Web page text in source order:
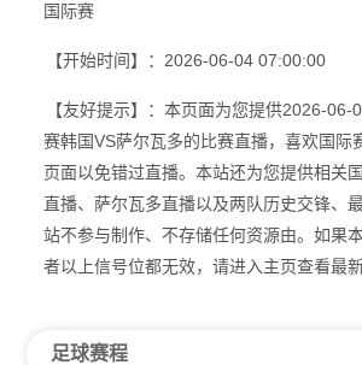
国际赛
【开始时间】：2026-06-04 07:00:00
【友好提示】：本页面为您提供2026-06-
赛韩国VS萨尔瓦多的比赛直播，喜欢国际
页面以免错过直播。本站还为您提供相关
直播、萨尔瓦多直播以及两队历史交锋、
站不参与制作、不存储任何资源由。如果
者以上信号位都无效，请进入主页查看最新
足球赛程